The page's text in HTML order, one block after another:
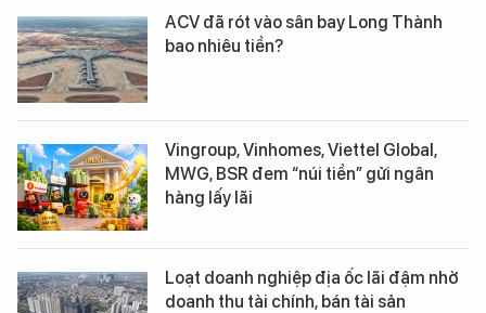
ACV đã rót vào sân bay Long Thành
bao nhiêu tiền?
Vingroup, Vinhomes, Viettel Global,
MWG, BSR đem “núi tiền” gửi ngân
hàng lấy lãi
Loạt doanh nghiệp địa ốc lãi đậm nhờ
doanh thu tài chính, bán tài sản